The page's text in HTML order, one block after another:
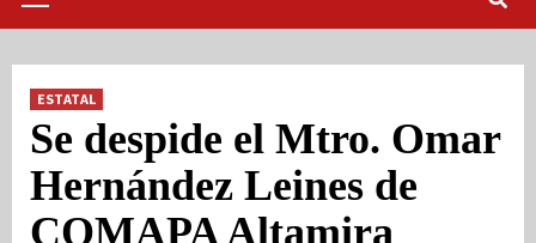
ESTATAL
Se despide el Mtro. Omar
Hernández Leines de
COMAPA Altamira